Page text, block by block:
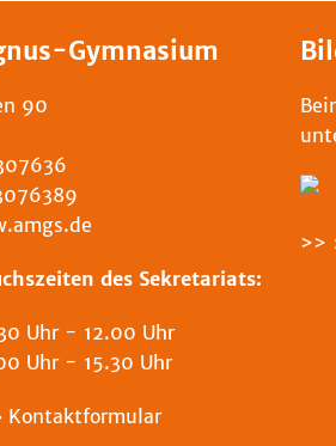
Gymnasium
90
des Sekretariats:
Uhr - 12.00 Uhr
Uhr - 15.30 Uhr
Kontaktformular
>>